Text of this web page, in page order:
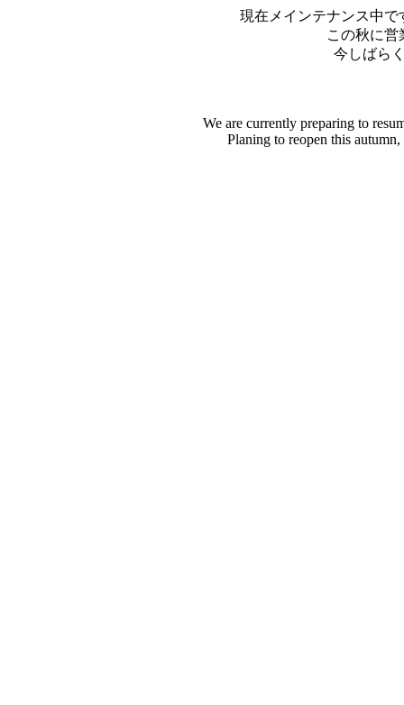
現在メインテナンス中
この秋に営
今しばら
We are currently preparing to
Planing to reopen this